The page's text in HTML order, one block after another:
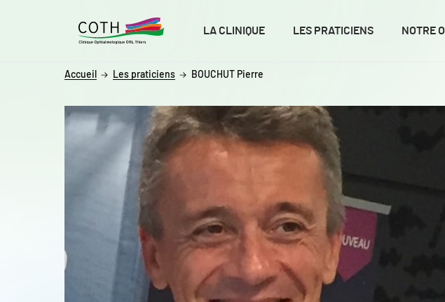
LA CLINIQUE LES PRATICIENS NOTRE
Accueil Les praticiens BOUCHUT Pierre